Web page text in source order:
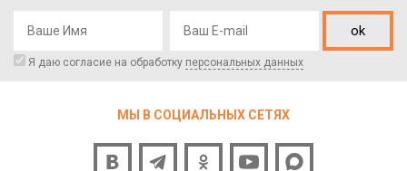
ok
Я даю согласие на обработку персональных данных
МЫ В СОЦИАЛЬНЫХ СЕТЯХ